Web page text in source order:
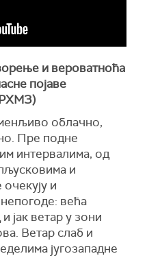
и вероватноћа
појаве
облачно,
Пре подне
интервалима, од
и
и
већа
јак ветар у зони
Ветар слаб и
југозападне